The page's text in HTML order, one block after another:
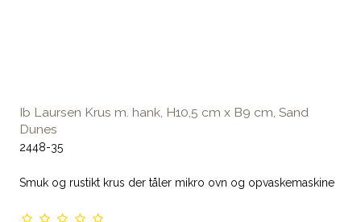
Ib Laursen Krus m. hank, H10,5 cm x B9 cm, Sand
Dunes
2448-35
Smuk og rustikt krus der tåler mikro ovn og opvaskemaskine